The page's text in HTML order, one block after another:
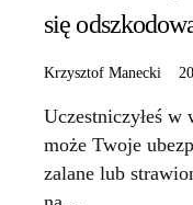
się
Krzysztof Manecki
Uczestniczyłeś
może Twoje
zalane lub